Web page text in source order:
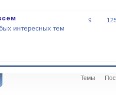
интересных тем
9
Темы